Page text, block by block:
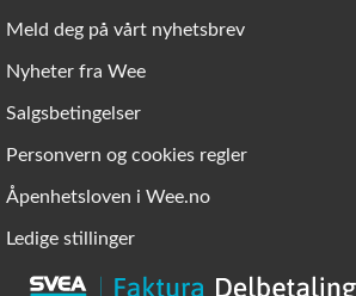
Meld deg på vårt nyhetsbrev
Nyheter fra Wee
Salgsbetingelser
Personvern og cookies regler
Åpenhetsloven i Wee.no
Ledige stillinger